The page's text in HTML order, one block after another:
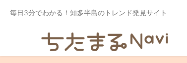
毎日3分でわかる！知多半島のトレンド発見サイト